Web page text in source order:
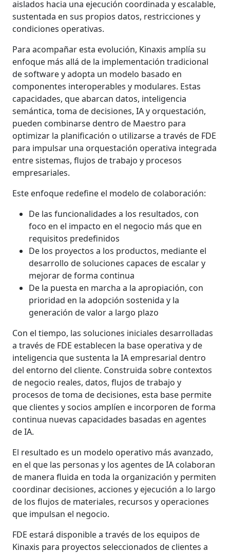
aislados hacia una ejecución coordinada y escalable,
sustentada en sus propios datos, restricciones y
condiciones operativas.
Para acompañar esta evolución, Kinaxis amplía su
enfoque más allá de la implementación tradicional
de software y adopta un modelo basado en
componentes interoperables y modulares. Estas
capacidades, que abarcan datos, inteligencia
semántica, toma de decisiones, IA y orquestación,
pueden combinarse dentro de Maestro para
optimizar la planificación o utilizarse a través de FDE
para impulsar una orquestación operativa integrada
entre sistemas, flujos de trabajo y procesos
empresariales.
Este enfoque redefine el modelo de colaboración:
De las funcionalidades a los resultados, con
foco en el impacto en el negocio más que en
requisitos predefinidos
De los proyectos a los productos, mediante el
desarrollo de soluciones capaces de escalar y
mejorar de forma continua
De la puesta en marcha a la apropiación, con
prioridad en la adopción sostenida y la
generación de valor a largo plazo
Con el tiempo, las soluciones iniciales desarrolladas
a través de FDE establecen la base operativa y de
inteligencia que sustenta la IA empresarial dentro
del entorno del cliente. Construida sobre contextos
de negocio reales, datos, flujos de trabajo y
procesos de toma de decisiones, esta base permite
que clientes y socios amplíen e incorporen de forma
continua nuevas capacidades basadas en agentes
de IA.
El resultado es un modelo operativo más avanzado,
en el que las personas y los agentes de IA colaboran
de manera fluida en toda la organización y permiten
coordinar decisiones, acciones y ejecución a lo largo
de los flujos de materiales, recursos y operaciones
que impulsan el negocio.
FDE estará disponible a través de los equipos de
Kinaxis para proyectos seleccionados de clientes a